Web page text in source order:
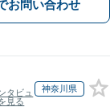
お問い合わせ
タビュ
見る
神奈川県